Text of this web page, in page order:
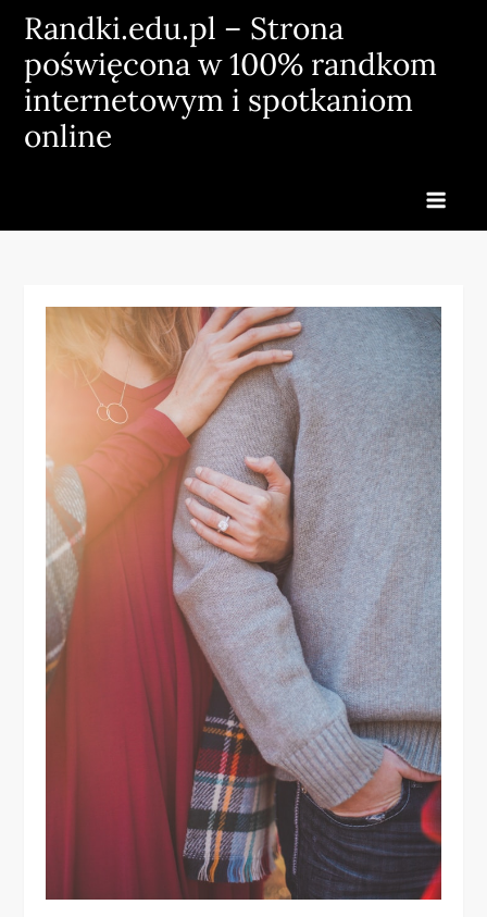
Skip
content
Randki.edu.pl – Strona
poświęcona w 100% randkom
internetowym i spotkaniom
online